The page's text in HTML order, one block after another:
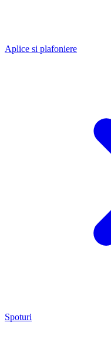
Aplice si plafoniere
Spoturi